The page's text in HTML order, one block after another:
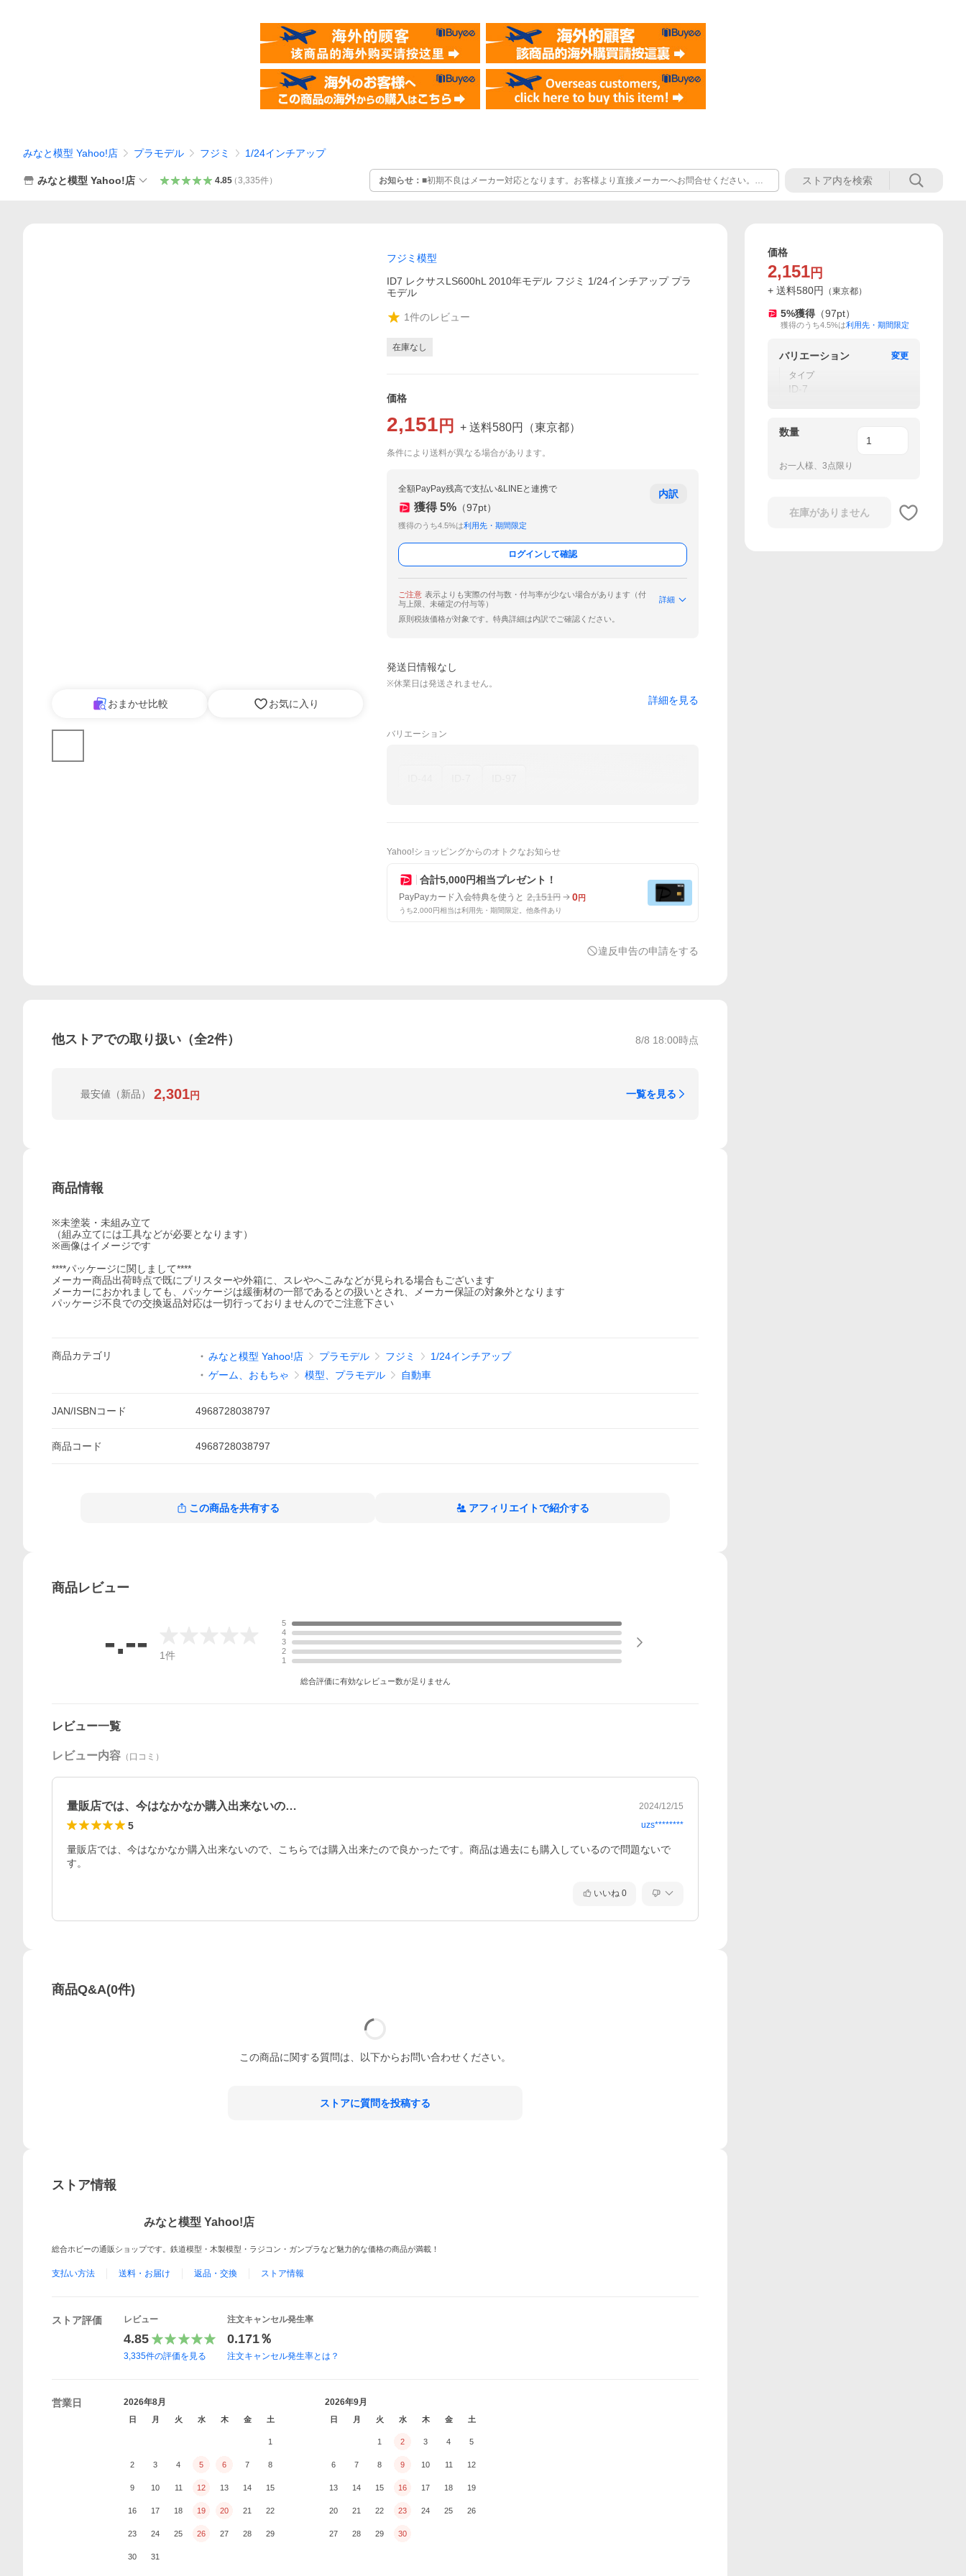
みなと模型 Yahoo!店 プラモデル フジミ 1/24インチアップ
みなと模型 Yahoo!店 4.85（3,335件） お知らせ： ■初期不良はメーカー対応となります。お客様より直接メーカーへお問合せください。修
理となりメーカー納期は1か月程かかりますのでご了承の上お買い求めください。 ■営業所止めご指
おまかせ比較 お気に入り
フジミ模型
ID7 レクサスLS600hL 2010年モデル フジミ 1/24インチアップ プラ
モデル
1件のレビュー
在庫なし
価格
2,151 円 + 送料580円 （東京都）
条件により送料が異なる場合があります。
全額PayPay残高で支払い&LINEと連携で
獲得 5% （97pt）
獲得のうち4.5%は利用先・期間限定
内訳
ログインして確認
ご注意 表示よりも実際の付与数・付与率が少ない場合があります（付
与上限、未確定の付与等）
詳細
原則税抜価格が対象です。特典詳細は内訳でご確認ください。
発送日情報なし
※休業日は発送されません。
詳細を見る
バリエーション
Yahoo!ショッピングからのオトクなお知らせ
合計5,000円相当プレゼント！
PayPayカード入会特典を使うと 2,151円 0円
うち2,000円相当は利用先・期間限定。他条件あり
違反申告の申請をする
他ストアでの取り扱い（全2件） 8/8 18:00時点
最安値 （新品） 2,301円 一覧を見る
商品情報
※未塗装・未組み立て
（組み立てには工具などが必要となります）
※画像はイメージです
****パッケージに関しまして****
メーカー商品出荷時点で既にブリスターや外箱に、スレやへこみなどが見られる場合もございます
メーカーにおかれましても、パッケージは緩衝材の一部であるとの扱いとされ、メーカー保証の対象外となります
パッケージ不良での交換返品対応は一切行っておりませんのでご注意下さい
商品カテゴリ みなと模型 Yahoo!店 プラモデル フジミ
1/24インチアップ
ゲーム、おもちゃ
模型、プラモデル 自動車
JAN/ISBNコード 4968728038797
商品コード 4968728038797
この商品を共有する アフィリエイトで紹介する
商品レビュー
-.-- 1件
5
4
3
2
1
総合評価に有効なレビュー数が足りません
レビュー一覧
レビュー内容 （口コミ）
量販店では、今はなかなか購入出来ないの… 2024/12/15
5 uzs********
量販店では、今はなかなか購入出来ないので、こちらでは購入出来たので良かったです。商品は過去にも購入しているので問題ないで
す。
いいね 0
商品Q&A(0件)
この商品に関する質問は、以下からお問い合わせください。
ストアに質問を投稿する
ストア情報
みなと模型 Yahoo!店
総合ホビーの通販ショップです。鉄道模型・木製模型・ラジコン・ガンプラなど魅力的な価格の商品が満載！
支払い方法 送料・お届け 返品・交換 ストア情報
ストア評価 レビュー
4.85
3,335件の評価を見る
注文キャンセル発生率
0.171％
注文キャンセル発生率とは？
営業日 2026年8月
日 月 火 水 木 金 土
1
2 3 4 5 6 7 8
9 10 11 12 13 14 15
16 17 18 19 20 21 22
23 24 25 26 27 28 29
30 31
2026年9月
日 月 火 水 木 金 土
1 2 3 4 5
6 7 8 9 10 11 12
13 14 15 16 17 18 19
20 21 22 23 24 25 26
27 28 29 30
価格
2,151 円
+ 送料580円 （東京都）
5%獲得 （97pt）
獲得のうち4.5%は利用先・期間限定
バリエーション
変更
タイプ
ID-7
数量
お一人様、3点限り
在庫がありません